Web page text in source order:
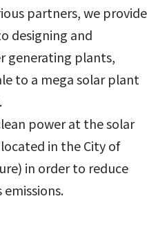
partners, we provide
designing and
generating plants,
to a mega solar plant
power at the solar
in the City of
in order to reduce